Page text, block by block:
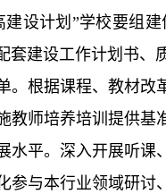
计划”学校要组建
套建设工作计划书、
根据课程、教材改
教师培养培训提供
水平。深入开展听
参与本行业领域研